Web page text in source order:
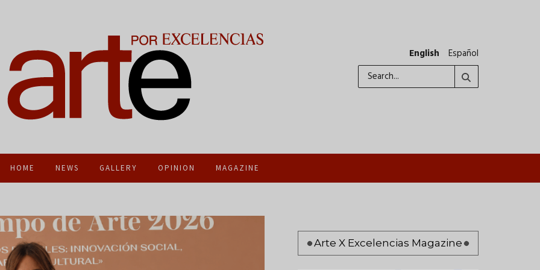
English
Español
HOME NEWS GALLERY OPINION MAGAZINE
Arte X Excelencias Magazine
Pagination